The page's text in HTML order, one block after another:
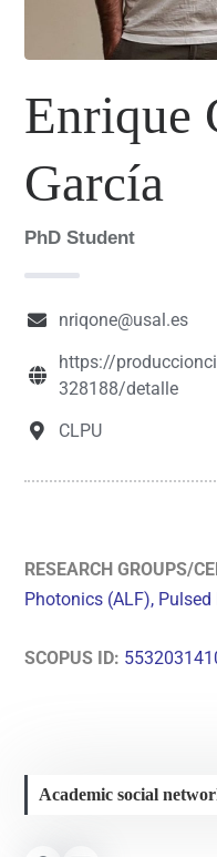
Enrique
García
PhD Student
nriqone@usal.es
https://
328188/detalle
CLPU
RESEARCH GROUPS/
Photonics (ALF), Pulsed
SCOPUS ID: